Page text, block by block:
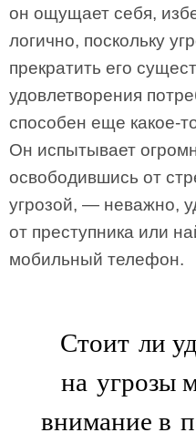
он ощущает себя,
логично, поскольку
прекратить его
удовлетворения
способен еще какое-
Он испытывает
освободившись от
угрозой, — неважно,
от преступника или
мобильный телефон.
Стоит ли
на угрозы
внимание в